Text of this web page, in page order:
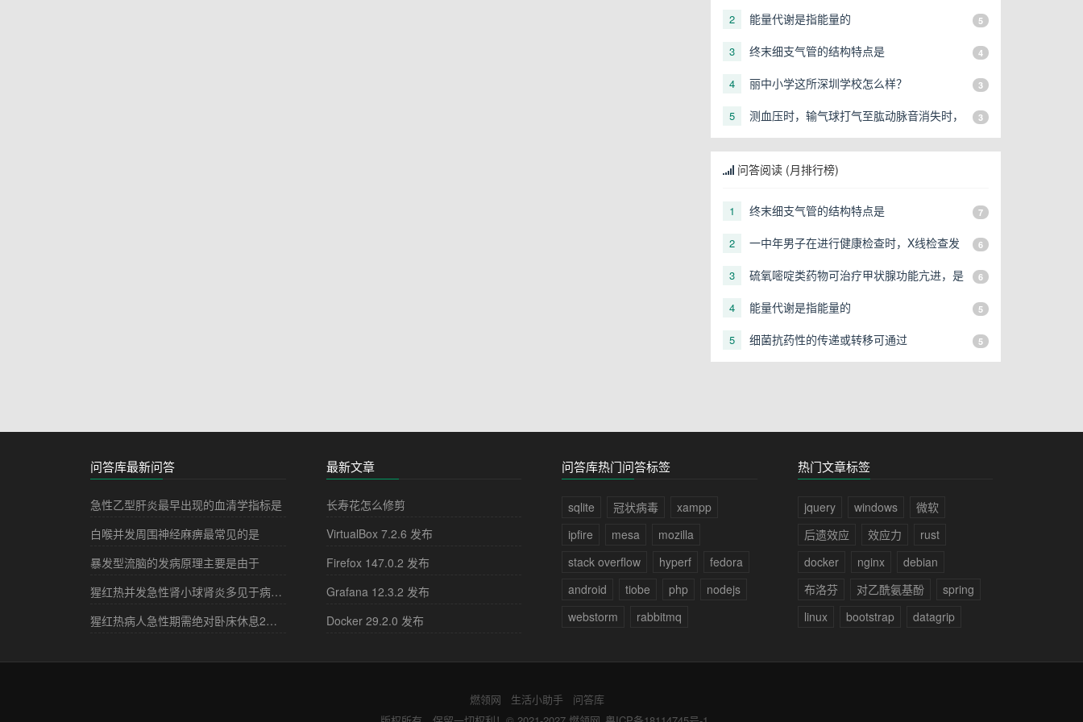
2 能量代谢是指能量的 5
3 终末细支气管的结构特点是 4
4 丽中小学这所深圳学校怎么样？ 3
5
测血压时，输气球打气至肱动脉音消失时，
此时袖带内压力是（）
3
问答阅读 (月排行榜)
1 终末细支气管的结构特点是 7
2
一中年男子在进行健康检查时，X线检查发
考虑
6
3
硫氧嘧啶类药物可治疗甲状腺功能亢进，是
6
4 能量代谢是指能量的 5
5 细菌抗药性的传递或转移可通过 5
问答库最新问答
急性乙型肝炎最早出现的血清学指标是
白喉并发周围神经麻痹最常见的是
暴发型流脑的发病原理主要是由于
猩红热并发急性肾小球肾炎多见于病程的
猩红热病人急性期需绝对卧床休息2－3周，其目的是
最新文章
长寿花怎么修剪
VirtualBox 7.2.6 发布
Firefox 147.0.2 发布
Grafana 12.3.2 发布
Docker 29.2.0 发布
问答库热门问答标签
sqlite 冠状病毒
xampp
ipfire
mesa
mozilla
stack overflow
hyperf
fedora
android
tiobe php
nodejs
webstorm
rabbitmq
热门文章标签
jquery windows
微软
后遗效应
效应力
rust
docker
nginx
debian
布洛芬
对乙酰氨基酚
spring
linux
bootstrap datagrip
燃领网 生活小助手
问答库